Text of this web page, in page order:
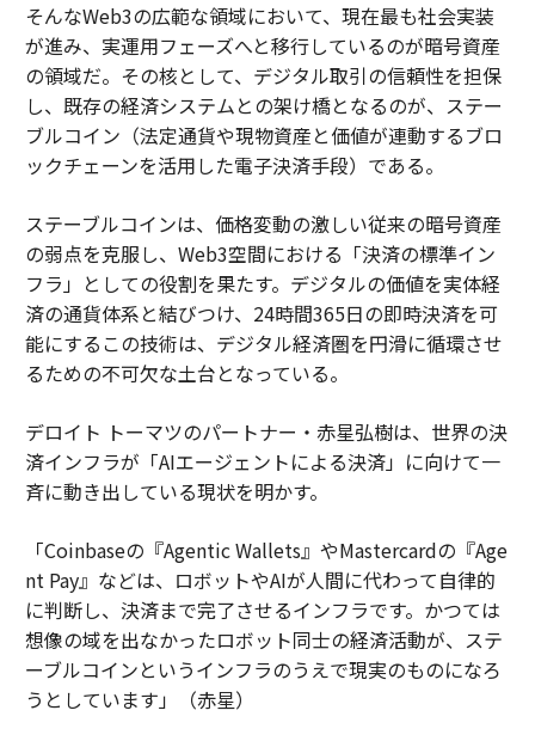
そんなWeb3の広範な領域において、現在最も社会実装
が進み、実運用フェーズへと移行しているのが暗号資産
の領域だ。その核として、デジタル取引の信頼性を担保
し、既存の経済システムとの架け橋となるのが、ステー
ブルコイン（法定通貨や現物資産と価値が連動するブロ
ックチェーンを活用した電子決済手段）である。
ステーブルコインは、価格変動の激しい従来の暗号資産
の弱点を克服し、Web3空間における「決済の標準イン
フラ」としての役割を果たす。デジタルの価値を実体経
済の通貨体系と結びつけ、24時間365日の即時決済を可
能にするこの技術は、デジタル経済圏を円滑に循環させ
るための不可欠な土台となっている。
デロイト トーマツのパートナー・赤星弘樹は、世界の決
済インフラが「AIエージェントによる決済」に向けて一
斉に動き出している現状を明かす。
「Coinbaseの『Agentic Wallets』やMastercardの『Age
nt Pay』などは、ロボットやAIが人間に代わって自律的
に判断し、決済まで完了させるインフラです。かつては
想像の域を出なかったロボット同士の経済活動が、ステ
ーブルコインというインフラのうえで現実のものになろ
うとしています」（赤星）